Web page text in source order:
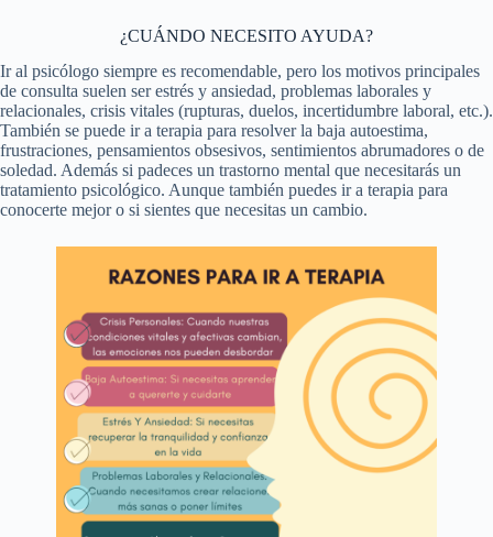
¿CUÁNDO NECESITO AYUDA?
Ir al psicólogo siempre es recomendable, pero los motivos principales
de consulta suelen ser estrés y ansiedad, problemas laborales y
relacionales, crisis vitales (rupturas, duelos, incertidumbre laboral, etc.).
También se puede ir a terapia para resolver la baja autoestima,
frustraciones, pensamientos obsesivos, sentimientos abrumadores o de
soledad. Además si padeces un trastorno mental que necesitarás un
tratamiento psicológico. Aunque también puedes ir a terapia para
conocerte mejor o si sientes que necesitas un cambio.